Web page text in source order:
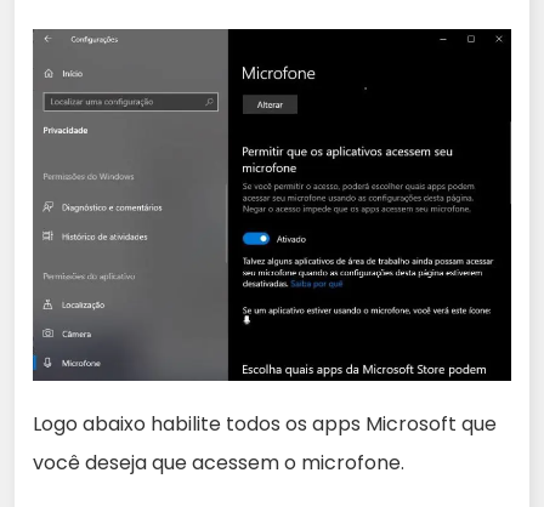
Logo abaixo habilite todos os apps Microsoft que
você deseja que acessem o microfone.